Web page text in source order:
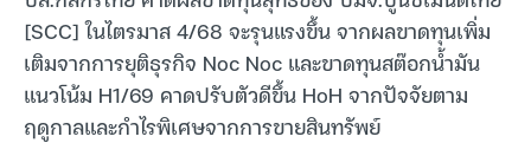
[SCC] ในไตรมาส 4/68 จะรุนแรงขึ้น จากผลขาดทุนเพิ่ม
เติมจากการยุติธุรกิจ Noc Noc และขาดทุนสต๊อกน้ำมัน
แนวโน้ม H1/69 คาดปรับตัวดีขึ้น HoH จากปัจจัยตาม
ฤดูกาลและกำไรพิเศษจากการขายสินทรัพย์